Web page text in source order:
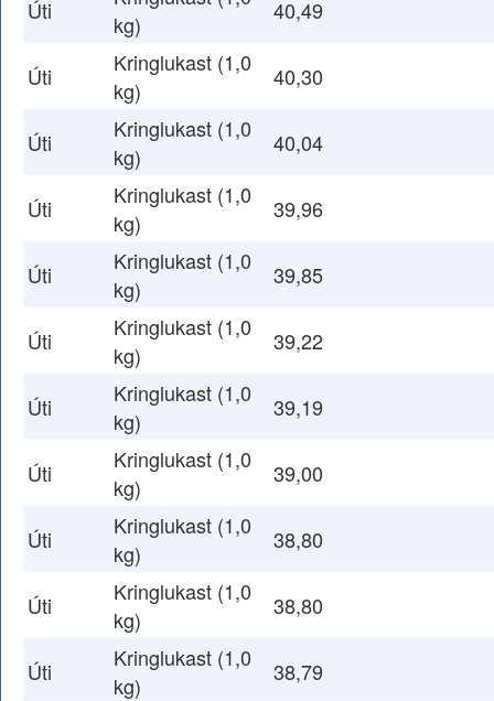
Úti
kg)
40,49
Úti
Kringlukast (1,0
kg)
40,30
Úti
Kringlukast (1,0
kg)
40,04
Úti
Kringlukast (1,0
kg)
39,96
Úti
Kringlukast (1,0
kg)
39,85
Úti
Kringlukast (1,0
kg)
39,22
Úti
Kringlukast (1,0
kg)
39,19
Úti
Kringlukast (1,0
kg)
39,00
Úti
Kringlukast (1,0
kg)
38,80
Úti
Kringlukast (1,0
kg)
38,80
Úti
Kringlukast (1,0
kg)
38,79